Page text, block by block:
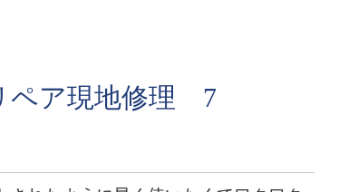
ペア現地修理 7